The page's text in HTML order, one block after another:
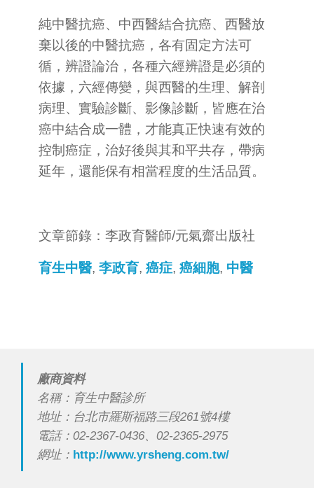
純中醫抗癌、中西醫結合抗癌、西醫放
棄以後的中醫抗癌，各有固定方法可
循，辨證論治，各種六經辨證是必須的
依據，六經傳變，與西醫的生理、解剖
病理、實驗診斷、影像診斷，皆應在治
癌中結合成一體，才能真正快速有效的
控制癌症，治好後與其和平共存，帶病
延年，還能保有相當程度的生活品質。
文章節錄：李政育醫師/元氣齋出版社
育生中醫, 李政育, 癌症, 癌細胞, 中醫
廠商資料
名稱：育生中醫診所
地址：台北市羅斯福路三段261號4樓
電話：02-2367-0436、02-2365-2975
網址： http://www.yrsheng.com.tw/